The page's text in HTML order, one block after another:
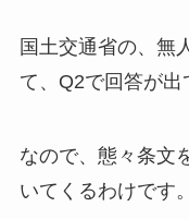
国土交通省の、無
て、Q2で回答が出
なので、態々条文
いてくるわけです。